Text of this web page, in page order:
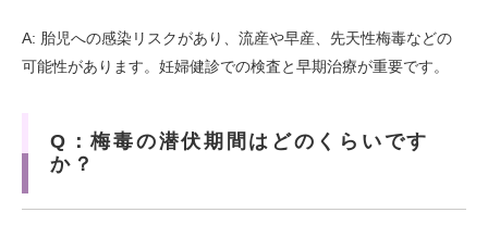
A: 胎児への感染リスクがあり、流産や早産、先天性梅毒などの
可能性があります。妊婦健診での検査と早期治療が重要です。
Q：梅毒の潜伏期間はどのくらいです
か？